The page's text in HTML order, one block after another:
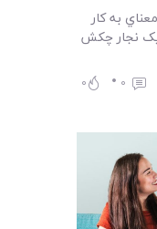
به کار
يک نجار چکش
0
0